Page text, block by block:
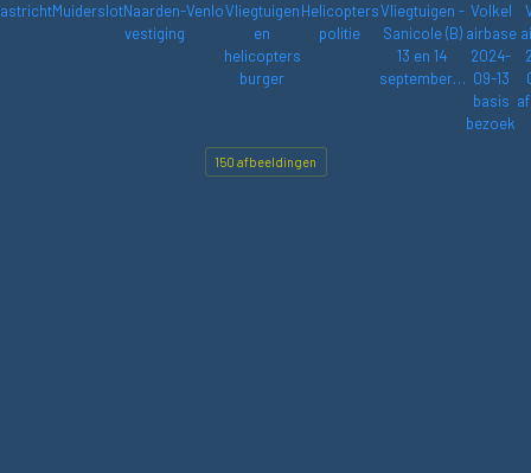
MuiderslotNaarden-
vestiging
VenloVliegtuigen
en
helicopters
burger
Helicopters
politie
Vliegtuigen -
Sanicole (B)
13 en 14
september…
Volkel
airbase
2024-
09-13
basis
bezoek
150 afbeeldingen